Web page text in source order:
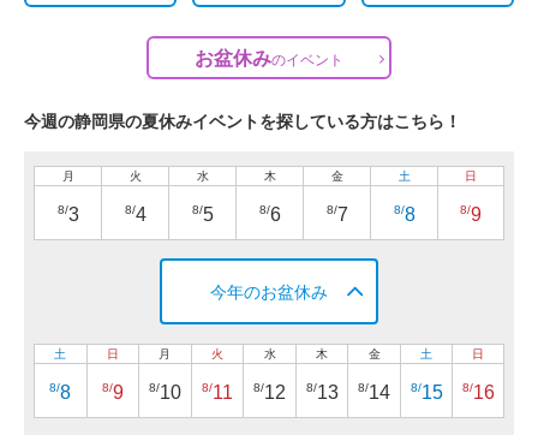
お盆休みのイベント
今週の静岡県の夏休みイベントを探している方はこちら！
月
8/3
火
8/4
水
8/5
木
8/6
金
8/7
土
8/8
日
8/9
今年のお盆休み
土
8/8
日
8/9
月
8/10
火
8/11
水
8/12
木
8/13
金
8/14
土
8/15
日
8/16